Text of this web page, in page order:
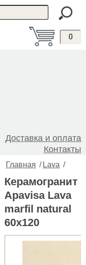
0
Доставка и оплата
Контакты
Главная / Lava /
Керамогранит
Apavisa Lava
marfil natural
60x120